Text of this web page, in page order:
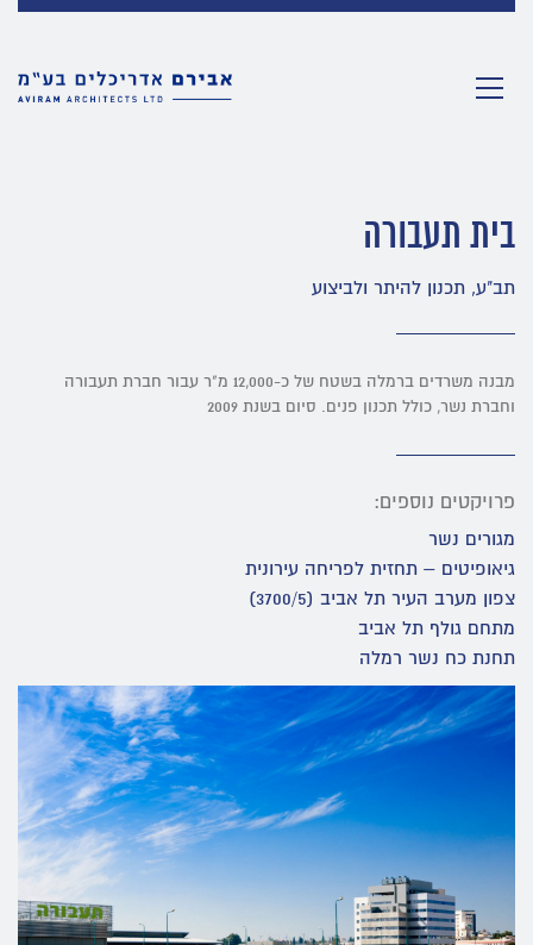
בית תעבורה
תב"ע, תכנון להיתר ולביצוע
מבנה משרדים ברמלה בשטח של כ-12,000 מ"ר עבור חברת תעבורה
וחברת נשר, כולל תכנון פנים. סיום בשנת 2009
פרויקטים נוספים:
מגורים נשר
גיאופיטים – תחזית לפריחה עירונית
צפון מערב העיר תל אביב (3700/5)
מתחם גולף תל אביב
תחנת כח נשר רמלה